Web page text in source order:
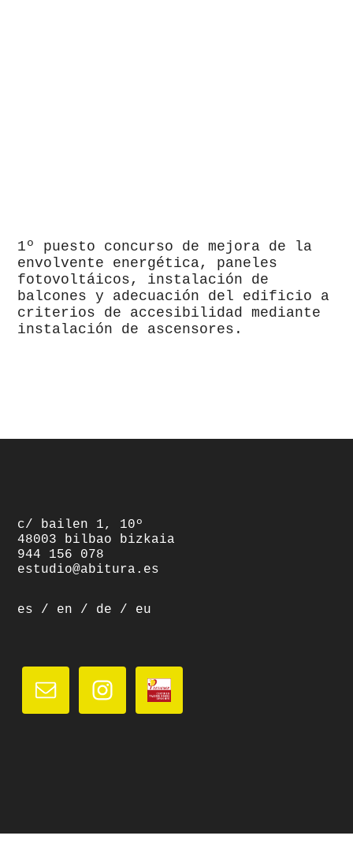
1º puesto concurso de mejora de la
envolvente energética, paneles
fotovoltáicos, instalación de
balcones y adecuación del edificio a
criterios de accesibilidad mediante
instalación de ascensores.
c/ bailen 1, 10º
48003 bilbao bizkaia
944 156 078
estudio@abitura.es
es / en / de / eu